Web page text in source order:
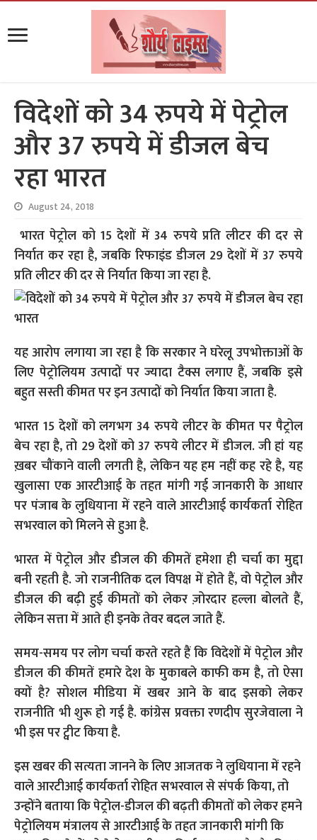
विदेशों को 34 रुपये में पेट्रोल
और 37 रुपये में डीजल बेच
रहा भारत
August 24, 2018
भारत पेट्रोल को 15 देशों में 34 रुपये प्रति लीटर की दर से
निर्यात कर रहा है, जबकि रिफाइंड डीजल 29 देशों में 37 रुपये
प्रति लीटर की दर से निर्यात किया जा रहा है.
यह आरोप लगाया जा रहा है कि सरकार ने घरेलू उपभोक्ताओं के
लिए पेट्रोलियम उत्पादों पर ज्यादा टैक्स लगाए हैं, जबकि इसे
बहुत सस्ती कीमत पर इन उत्पादों को निर्यात किया जाता है.
भारत 15 देशों को लगभग 34 रुपये लीटर के कीमत पर पैट्रोल
बेच रहा है, तो 29 देशों को 37 रुपये लीटर में डीजल. जी हां यह
ख़बर चौंकाने वाली लगती है, लेकिन यह हम नहीं कह रहे है, यह
खुलासा एक आरटीआई के तहत मांगी गई जानकारी के आधार
पर पंजाब के लुधियाना में रहने वाले आरटीआई कार्यकर्ता रोहित
सभरवाल को मिलने से हुआ है.
भारत में पेट्रोल और डीजल की कीमतें हमेशा ही चर्चा का मुद्दा
बनी रहती है. जो राजनीतिक दल विपक्ष में होते हैं, वो पेट्रोल और
डीजल की बढ़ी हुई कीमतों को लेकर ज़ोरदार हल्ला बोलते हैं,
लेकिन सत्ता में आते ही इनके तेवर बदल जाते हैं.
समय-समय पर लोग चर्चा करते रहते हैं कि विदेशों में पेट्रोल और
डीजल की कीमतें हमारे देश के मुकाबले काफी कम है, तो ऐसा
क्यों है? सोशल मीडिया में खबर आने के बाद इसको लेकर
राजनीति भी शुरू हो गई है. कांग्रेस प्रवक्ता रणदीप सुरजेवाला ने
भी इस पर ट्वीट किया है.
इस खबर की सत्यता जानने के लिए आजतक ने लुधियाना में रहने
वाले आरटीआई कार्यकर्ता रोहित सभरवाल से संपर्क किया, तो
उन्होंने बताया कि पेट्रोल-डीजल की बढ़ती कीमतों को लेकर हमने
पेट्रोलियम मंत्रालय से आरटीआई के तहत जानकारी मांगी कि